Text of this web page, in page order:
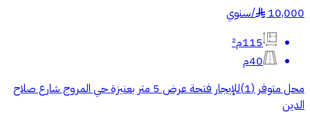
10,000
§
/سنوي
115م²
40م
محل متوفر (1)للإيجار فتحة عرض 5 متر بعنيزة حي المروج شارع صلاح
الدين